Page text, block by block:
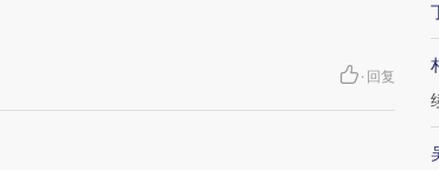
· 回复